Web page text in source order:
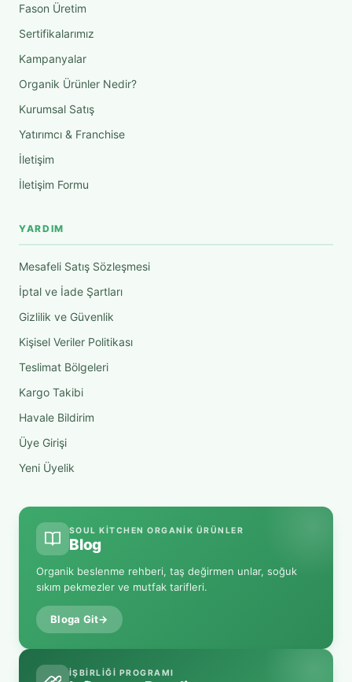
Fason Üretim
Sertifikalarımız
Kampanyalar
Organik Ürünler Nedir?
Kurumsal Satış
Yatırımcı & Franchise
İletişim
İletişim Formu
YARDIM
Mesafeli Satış Sözleşmesi
İptal ve İade Şartları
Gizlilik ve Güvenlik
Kişisel Veriler Politikası
Teslimat Bölgeleri
Kargo Takibi
Havale Bildirim
Üye Girişi
Yeni Üyelik
SOUL KITCHEN ORGANIK ÜRÜNLER
Blog
Organik beslenme rehberi, taş değirmen unlar, soğuk
sıkım pekmezler ve mutfak tarifleri.
Bloga Git→
İŞBIRLIĞI PROGRAMI